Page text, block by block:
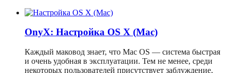
OnyX: Настройка OS X (Mac)
Каждый маковод знает, что Mac OS — система быстрая
и очень удобная в эксплуатации. Тем не менее, среди
некоторых пользователей присутствует заблуждение,